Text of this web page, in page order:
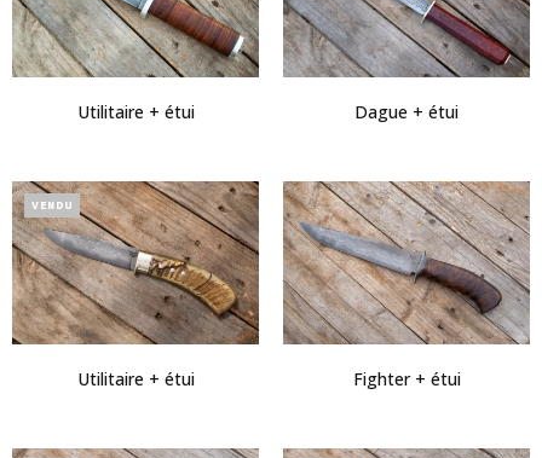
Utilitaire + étui Dague + étui
VENDU
Utilitaire + étui Fighter + étui